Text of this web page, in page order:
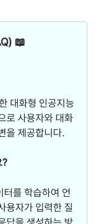
📖
대화형 인공지능
로 사용자와 대화
을 제공합니다.
?
를 학습하여 언
용자가 입력한 질